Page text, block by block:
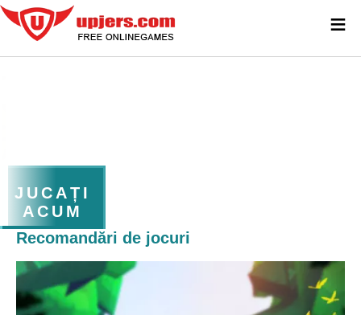
JUCAȚI
ACUM
Recomandări de jocuri
≡